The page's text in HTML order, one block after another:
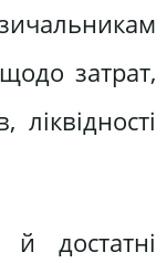
щодо затрат,
ліквідності
достатні